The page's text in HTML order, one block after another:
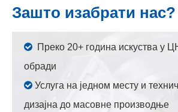
Зашто изабрати нас?

Преко 20+ година искуства у
обради
 Услуга на једном месту и
дизајна до масовне производње